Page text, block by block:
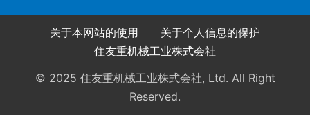
关于本网站的使用
关于个人信息的保护
住友重机械工业株式会社
© 2025 住友重机械工业株式会社, Ltd. All Right
Reserved.